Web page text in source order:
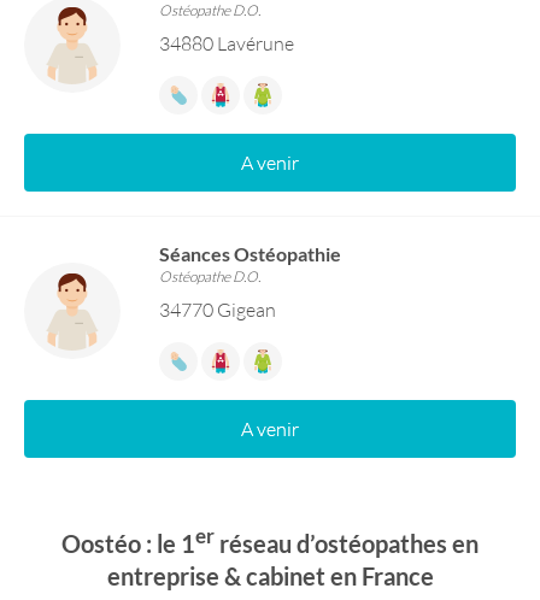
Ostéopathe D.O.
34880 Lavérune
A venir
Séances Ostéopathie
Ostéopathe D.O.
34770 Gigean
A venir
Oostéo : le 1 er réseau d’ostéopathes en
entreprise & cabinet en France